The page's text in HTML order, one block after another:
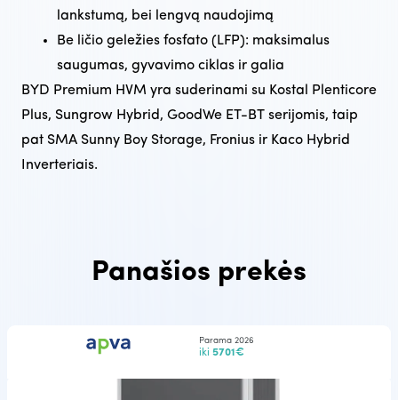
lankstumą, bei lengvą naudojimą
Be ličio geležies fosfato (LFP): maksimalus
saugumas, gyvavimo ciklas ir galia
BYD Premium HVM yra suderinami su Kostal Plenticore
Plus, Sungrow Hybrid, GoodWe ET-BT serijomis, taip
pat SMA Sunny Boy Storage, Fronius ir Kaco Hybrid
Inverteriais.
Panašios prekės
Parama 2026
iki 5701€